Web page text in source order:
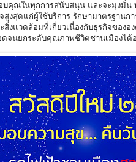
คุณในทุกการสนับสนุน และจะมุ่งมั่น
สูงสุดแก่ผู้ใช้บริการ รักษามาตรฐา
งแวดล้อมที่เกี่ยวเนื่องกับธุรกิจของ
ดจนยกระดับคุณภาพชีวิตชานเมืองได้